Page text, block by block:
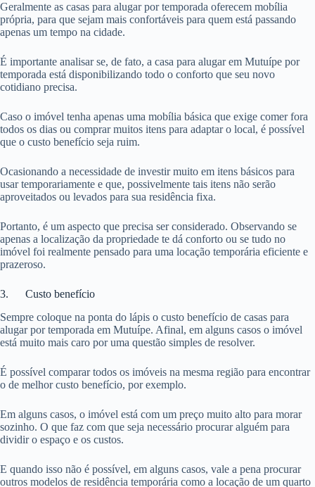
Geralmente as casas para alugar por temporada oferecem mobília
própria, para que sejam mais confortáveis para quem está passando
apenas um tempo na cidade.
É importante analisar se, de fato, a casa para alugar em Mutuípe por
temporada está disponibilizando todo o conforto que seu novo
cotidiano precisa.
Caso o imóvel tenha apenas uma mobília básica que exige comer fora
todos os dias ou comprar muitos itens para adaptar o local, é possível
que o custo benefício seja ruim.
Ocasionando a necessidade de investir muito em itens básicos para
usar temporariamente e que, possivelmente tais itens não serão
aproveitados ou levados para sua residência fixa.
Portanto, é um aspecto que precisa ser considerado. Observando se
apenas a localização da propriedade te dá conforto ou se tudo no
imóvel foi realmente pensado para uma locação temporária eficiente e
prazeroso.
3. Custo benefício
Sempre coloque na ponta do lápis o custo benefício de casas para
alugar por temporada em Mutuípe. Afinal, em alguns casos o imóvel
está muito mais caro por uma questão simples de resolver.
É possível comparar todos os imóveis na mesma região para encontrar
o de melhor custo benefício, por exemplo.
Em alguns casos, o imóvel está com um preço muito alto para morar
sozinho. O que faz com que seja necessário procurar alguém para
dividir o espaço e os custos.
E quando isso não é possível, em alguns casos, vale a pena procurar
outros modelos de residência temporária como a locação de um quarto